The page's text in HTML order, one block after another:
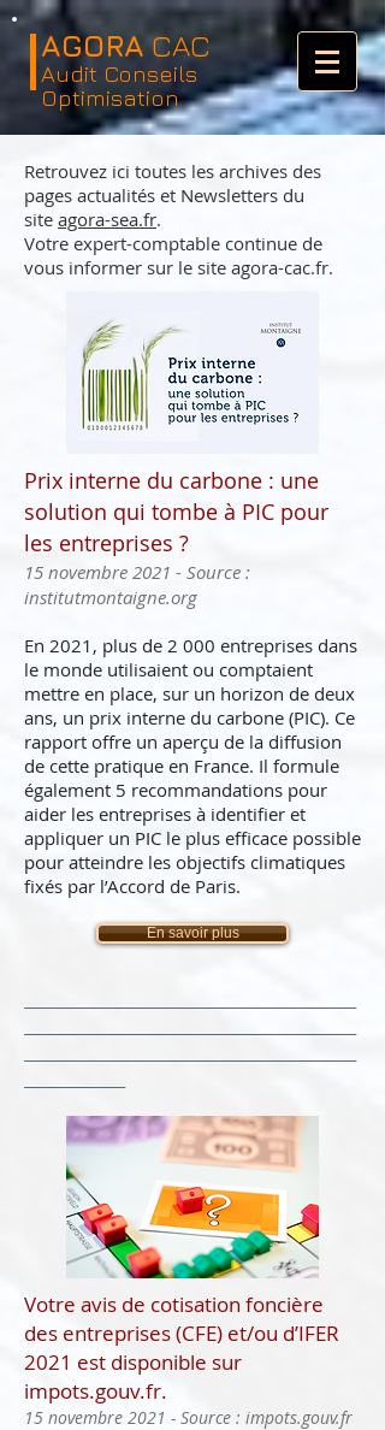
AGORACAC
Audit Conseils
Optimisation
Retrouvez ici toutes les archives des
pages actualités et Newsletters du
site agora-sea.fr.
Votre expert-comptable continue de
vous informer sur le site agora-cac.fr.
Prix interne du carbone : une
solution qui tombe à PIC pour
les entreprises ?
15 novembre 2021 - Source :
institutmontaigne.org
En 2021, plus de 2 000 entreprises dans
le monde utilisaient ou comptaient
mettre en place, sur un horizon de deux
ans, un prix interne du carbone (PIC). Ce
rapport offre un aperçu de la diffusion
de cette pratique en France. Il formule
également 5 recommandations pour
aider les entreprises à identifier et
appliquer un PIC le plus efficace possible
pour atteindre les objectifs climatiques
fixés par l’Accord de Paris.
En savoir plus
Votre avis de cotisation foncière
des entreprises (CFE) et/ou d’IFER
2021 est disponible sur
impots.gouv.fr.
15 novembre 2021 - Source : impots.gouv.fr